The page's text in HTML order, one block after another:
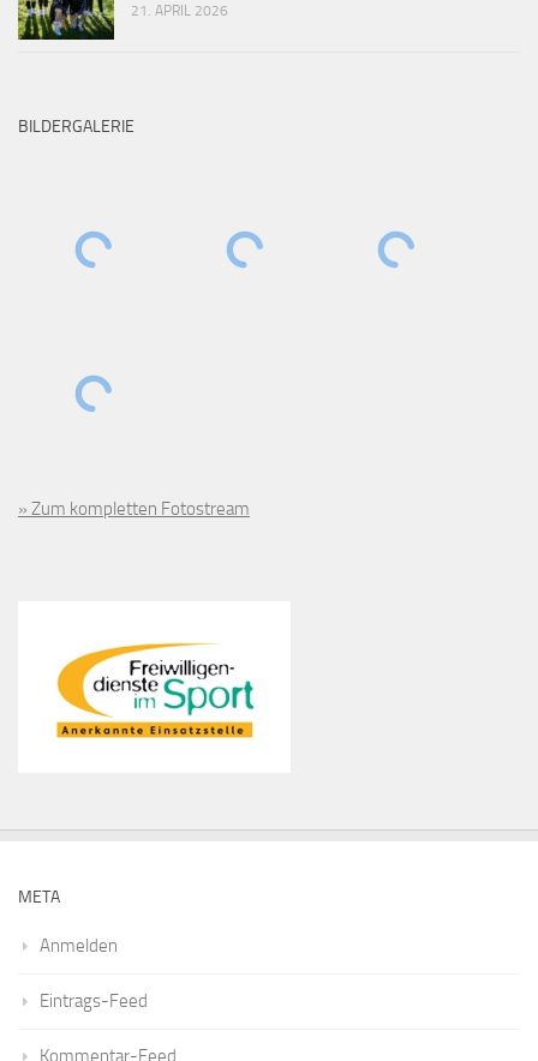
21. APRIL 2026
BILDERGALERIE
» Zum kompletten Fotostream
META
Anmelden
Eintrags-Feed